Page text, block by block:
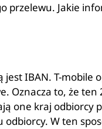
przelewu. Jakie
IBAN. T-mobile
Oznacza to, że
one kraj odbiorcy
W ten